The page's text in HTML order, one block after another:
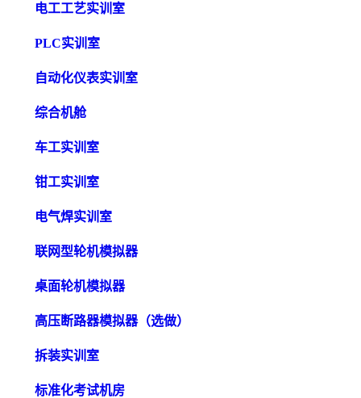
电工工艺实训室
PLC实训室
自动化仪表实训室
综合机舱
车工实训室
钳工实训室
电气焊实训室
联网型轮机模拟器
桌面轮机模拟器
高压断路器模拟器（选做）
拆装实训室
标准化考试机房